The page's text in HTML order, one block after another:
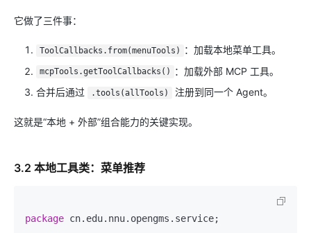
它做了三件事：
ToolCallbacks.from(menuTools) ：加载本地菜单工具。
mcpTools.getToolCallbacks()
：加载外部 MCP 工具。
合并后通过
.tools(allTools) 注册到同一个 Agent。
这就是“本地 + 外部”组合能力的关键实现。
3.2 本地工具类：菜单推荐
package cn.edu.nnu.opengms.service;